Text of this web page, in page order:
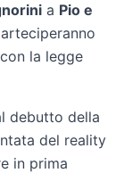
a Pio e
la legge
debutto della
del reality
in prima